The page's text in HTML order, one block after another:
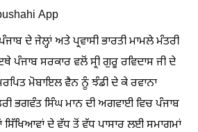
App
ਦੇ ਜੇਲ੍ਹਾਂ ਅਤੇ ਪ੍ਰਵਾਸੀ ਭਾਰਤੀ ਮਾਮਲੇ ਮੰਤਰੀ
ਪੰਜਾਬ ਸਰਕਾਰ ਵਲੋਂ ਸ੍ਰੀ ਗੁਰੂ ਰਵਿਦਾਸ ਜੀ ਦੇ
ਮੋਬਾਇਲ ਵੈਨ ਨੂੰ ਝੰਡੀ ਦੇ ਕੇ ਰਵਾਨਾ
ਭਗਵੰਤ ਸਿੰਘ ਮਾਨ ਦੀ ਅਗਵਾਈ ਵਿਚ ਪੰਜਾਬ
ਦੇ ਵੱਧ ਤੋਂ ਵੱਧ ਪਾਸਾਰ ਲਈ ਸਮਾਗਮਾਂ